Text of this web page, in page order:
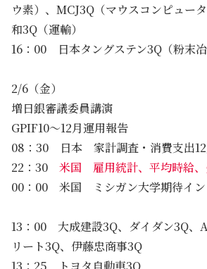
ウ素）、MCJ3Q（マウスコンピュー
和3Q（運輸）
16：00 日本タングステン3Q（粉末冶
2/6（金）
増日銀審議委員講演
GPIF10～12月運用報告
08：30 日本 家計調査・消費支出12
22：30 米国 雇用統計、平均時給、
00：00 米国 ミシガン大学期待イン
13：00 大成建設3Q、ダイダン3Q、
リート3Q、伊藤忠商事3Q